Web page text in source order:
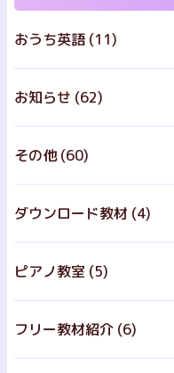
おうち英語 (11)
お知らせ (62)
その他 (60)
ダウンロード教材 (4)
ピアノ教室 (5)
フリー教材紹介 (6)